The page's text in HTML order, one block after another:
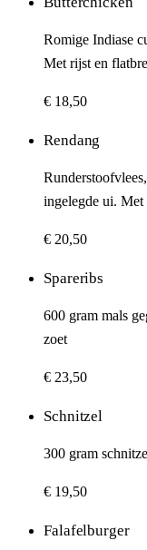
Romige Indiase
Met rijst en
€ 18,50
Rendang
ingelegde ui. Met
€ 20,50
Spareribs
600 gram mals
zoet
€ 23,50
Schnitzel
300 gram
€ 19,50
Falafelburger